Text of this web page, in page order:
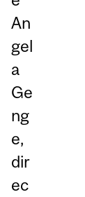
An
gel
a
Ge
ng
e,
dir
ec